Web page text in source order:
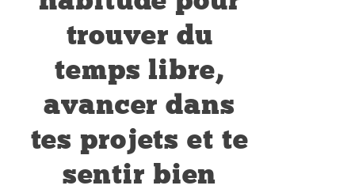
trouver du
temps libre,
avancer dans
tes projets et te
sentir bien